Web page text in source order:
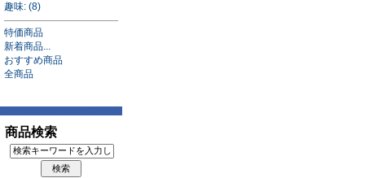
趣味: (8)
特価商品
新着商品...
おすすめ商品
全商品
商品検索